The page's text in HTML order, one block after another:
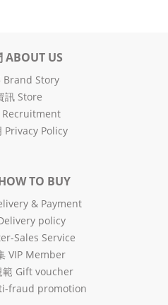
ABOUT US
Brand Story
訊 Store
Recruitment
Privacy Policy
TO BUY
& Payment
policy
Sales Service
VIP Member
範 Gift voucher
fraud promotion